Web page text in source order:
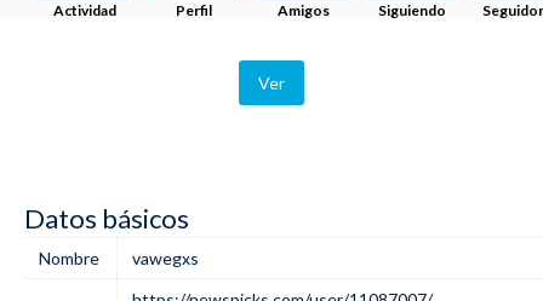
Actividad Perfil Amigos Siguiendo
Ver
Datos básicos
Nombre vawegxs